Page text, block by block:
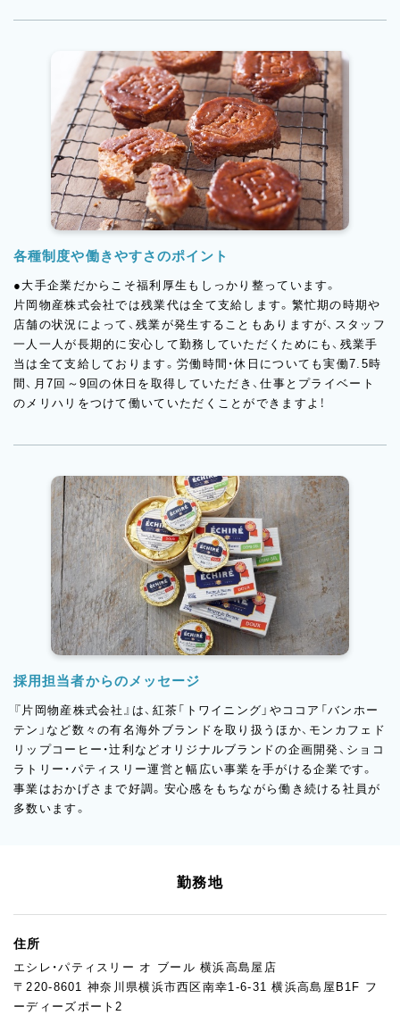
きるよう取り組んでいます。本国と密接に連携を取っている為、
各種制度や働きやすさのポイント
●大手企業だからこそ福利厚生もしっかり整っています。
片岡物産株式会社では残業代は全て支給します。繁忙期の時期や
店舗の状況によって、残業が発生することもありますが、スタッフ
一人一人が長期的に安心して勤務していただくためにも、残業手
当は全て支給しております。労働時間・休日についても実働7.5時
間、月7回～9回の休日を取得していただき、仕事とプライベート
のメリハリをつけて働いていただくことができますよ！
採用担当者からのメッセージ
『片岡物産株式会社』は、紅茶「トワイニング」やココア「バンホー
テン」など数々の有名海外ブランドを取り扱うほか、モンカフェド
リップコーヒー・辻利などオリジナルブランドの企画開発、ショコ
ラトリー・パティスリー運営と幅広い事業を手がける企業です。
事業はおかげさまで好調。安心感をもちながら働き続ける社員が
多数います。
勤務地
住所
エシレ・パティスリー オ ブール 横浜高島屋店
〒220-8601 神奈川県横浜市西区南幸1-6-31 横浜高島屋B1F フ
ーディーズポート2